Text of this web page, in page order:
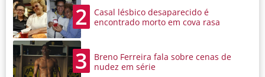
2
Casal lésbico desaparecido é
encontrado morto em cova rasa
3
Breno Ferreira fala sobre cenas de
nudez em série